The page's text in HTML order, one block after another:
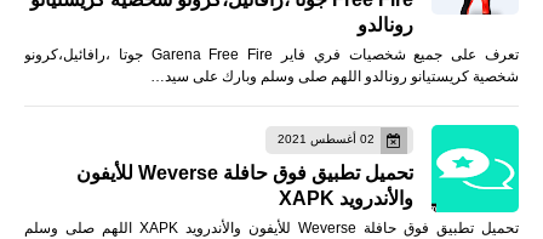
رونالدو
تعرف على جميع شخصيات فري فاير Garena Free Fire جوتا ،رافائيل،كرونو
شخصية كريستيانو رونالدو اللهم صلى وسلم وبارك على سيد…
02 أغسطس 2021
تحميل تطبيق فوق حافلة Weverse للأيفون
والأندرويد XAPK
تحميل تطبيق فوق حافلة Weverse للأيفون والأندرويد XAPK اللهم صلى وسلم